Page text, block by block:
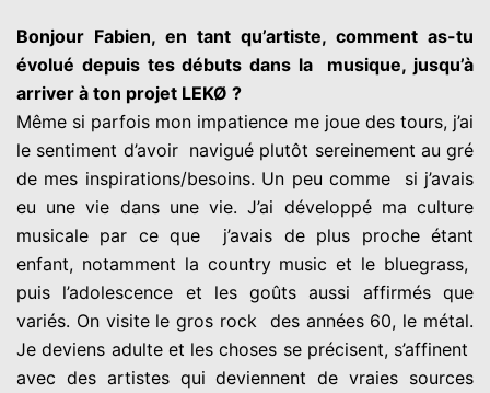
Bonjour Fabien, en tant qu’artiste, comment as-tu
évolué depuis tes débuts dans la musique, jusqu’à
arriver à ton projet LEKØ ?
Même si parfois mon impatience me joue des tours, j’ai
le sentiment d’avoir navigué plutôt sereinement au gré
de mes inspirations/besoins. Un peu comme si j’avais
eu une vie dans une vie. J’ai développé ma culture
musicale par ce que j’avais de plus proche étant
enfant, notamment la country music et le bluegrass,
puis l’adolescence et les goûts aussi affirmés que
variés. On visite le gros rock des années 60, le métal.
Je deviens adulte et les choses se précisent, s’affinent
avec des artistes qui deviennent de vraies sources